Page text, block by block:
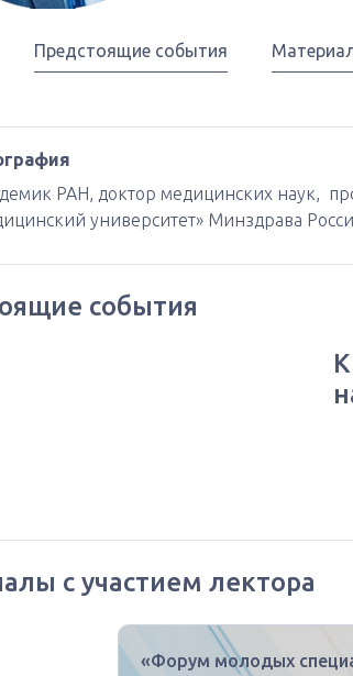
Предстоящие события
РАН, доктор медицинских наук,
университет» Минздрава
события
с участием лектора
«Форум молодых